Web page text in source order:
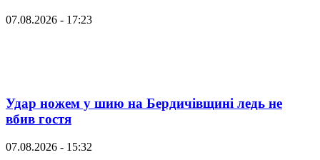
07.08.2026 - 17:23
Удар ножем у шию на Бердичівщині ледь не
вбив гостя
07.08.2026 - 15:32